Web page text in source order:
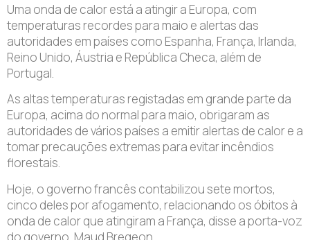
Uma onda de calor está a atingir a Europa, com
temperaturas recordes para maio e alertas das
autoridades em países como Espanha, França, Irlanda,
Reino Unido, Áustria e República Checa, além de
Portugal.
As altas temperaturas registadas em grande parte da
Europa, acima do normal para maio, obrigaram as
autoridades de vários países a emitir alertas de calor e a
tomar precauções extremas para evitar incêndios
florestais.
Hoje, o governo francês contabilizou sete mortos,
cinco deles por afogamento, relacionando os óbitos à
onda de calor que atingiram a França, disse a porta-voz
do governo, Maud Bregeon.